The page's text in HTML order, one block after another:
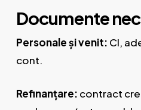
Documente
Personale și venit: CI,
cont.
Refinanțare: contract